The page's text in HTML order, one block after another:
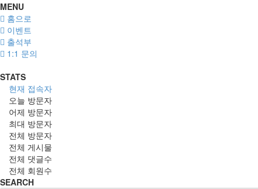
MENU
홈으로
이벤트
출석부
1:1 문의
STATS
현재 접속자
오늘 방문자
어제 방문자
최대 방문자
전체 방문자
전체 게시물
전체 댓글수
전체 회원수
SEARCH